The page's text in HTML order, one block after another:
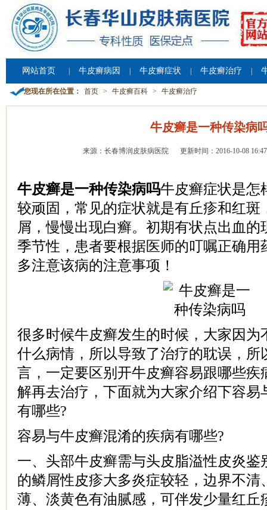
网站首页 牛皮癣病因 牛皮癣症状 牛皮癣治疗
您现在所在位置： 首页 > 牛皮癣百科 > 牛皮癣治疗
牛皮癣是一种传染病
来源：长春博润皮肤病医院 更新时间：2016-10-08
牛皮癣是一种传染病吗牛皮癣症状是怎
较顽固，常见的症状就是有丘疹和红斑
屑，慢慢出现白癣。初期有状点出血的
季节性，患者要根据医师的叮嘱正确用
多注意该病的注意事项！
很多时候牛皮癣发生的时候，大家因为
什么病情，所以导致了治疗的耽误，所
言，一定要区别开牛皮癣容易跟哪些疾
解再去治疗，下面就为大家介绍下容易
有哪些?
容易与牛皮癣混淆的疾病有哪些?
一、头部牛皮癣需与头皮脂溢性皮炎鉴
的鳞屑性皮疹大多炎症较轻，边界不清
薄、淡黄色有油腻感，可伴发少量红丘